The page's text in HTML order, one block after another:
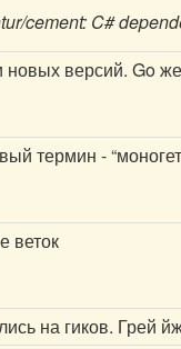
cement: C#
версий. Go
термин -
веток
на гиков. Грей